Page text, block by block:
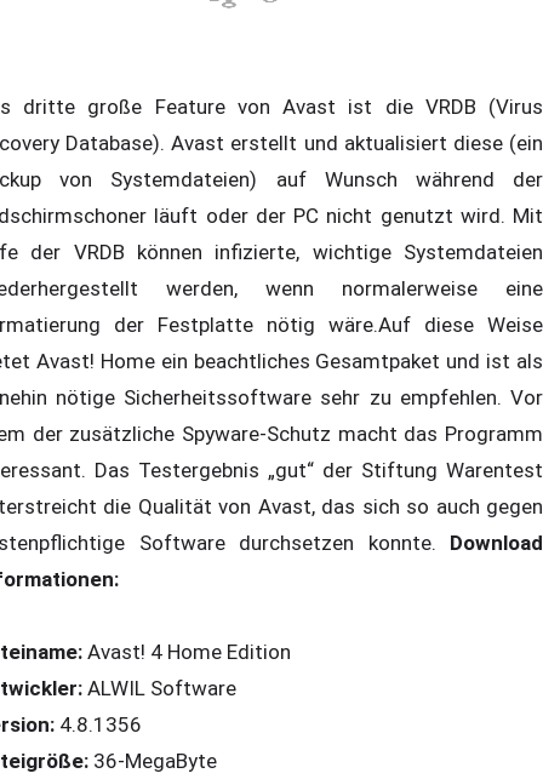
dritte große Feature von Avast ist die VRDB (Virus
Database). Avast erstellt und aktualisiert diese (ein
von Systemdateien) auf Wunsch während der
läuft oder der PC nicht genutzt wird. Mit
der VRDB können infizierte, wichtige Systemdateien
werden, wenn normalerweise eine
der Festplatte nötig wäre.Auf diese Weise
Avast! Home ein beachtliches Gesamtpaket und ist als
nötige Sicherheitssoftware sehr zu empfehlen. Vor
der zusätzliche Spyware-Schutz macht das Programm
Das Testergebnis „gut“ der Stiftung Warentest
die Qualität von Avast, das sich so auch gegen
Software durchsetzen konnte. Download
Avast! 4 Home Edition
ALWIL Software
4.8.1356
36-MegaByte